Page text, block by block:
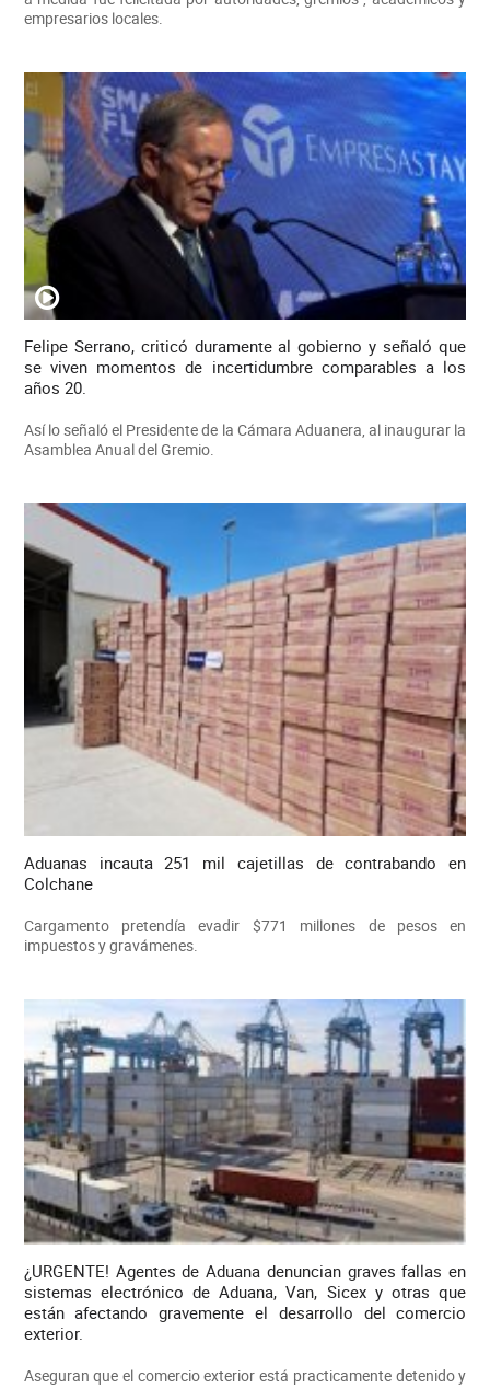
empresarios locales.
Felipe Serrano, criticó duramente al gobierno y señaló que
se viven momentos de incertidumbre comparables a los
años 20.
Así lo señaló el Presidente de la Cámara Aduanera, al inaugurar la
Asamblea Anual del Gremio.
Aduanas incauta 251 mil cajetillas de contrabando en
Colchane
Cargamento pretendía evadir $771 millones de pesos en
impuestos y gravámenes.
¿URGENTE! Agentes de Aduana denuncian graves fallas en
sistemas electrónico de Aduana, Van, Sicex y otras que
están afectando gravemente el desarrollo del comercio
exterior.
Aseguran que el comercio exterior está practicamente detenido y